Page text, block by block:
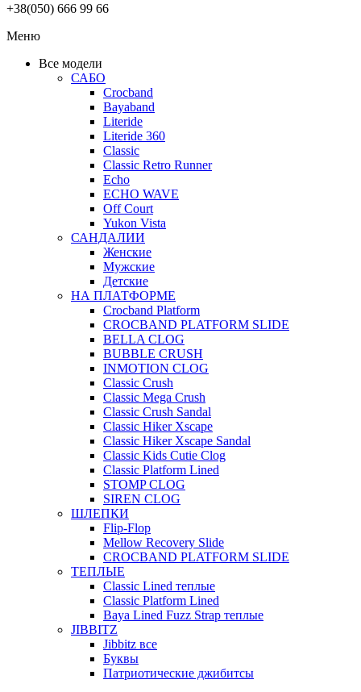
+38(050) 666 99 66
Меню
Все модели
САБО
Crocband
Bayaband
Literide
Literide 360
Classic
Classic Retro Runner
Echo
ECHO WAVE
Off Court
Yukon Vista
САНДАЛИИ
Женские
Мужские
Детские
НА ПЛАТФОРМЕ
Crocband Platform
CROCBAND PLATFORM SLIDE
BELLA CLOG
BUBBLE CRUSH
INMOTION CLOG
Classic Crush
Classic Mega Crush
Classic Crush Sandal
Classic Hiker Xscape
Classic Hiker Xscape Sandal
Classic Kids Cutie Clog
Classic Platform Lined
STOMP CLOG
SIREN CLOG
ШЛЕПКИ
Flip-Flop
Mellow Recovery Slide
CROCBAND PLATFORM SLIDE
ТЕПЛЫЕ
Classic Lined теплые
Classic Platform Lined
Baya Lined Fuzz Strap теплые
JIBBITZ
Jibbitz все
Буквы
Патриотические джибитсы